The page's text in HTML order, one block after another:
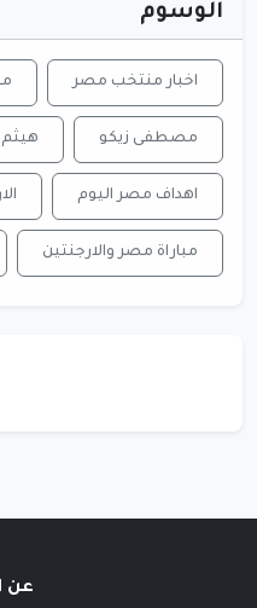
الوسوم
اخبار منتخب مصر
مصطفى زيكو
اهداف مصر اليوم
مباراة مصر والارجنتين
عن